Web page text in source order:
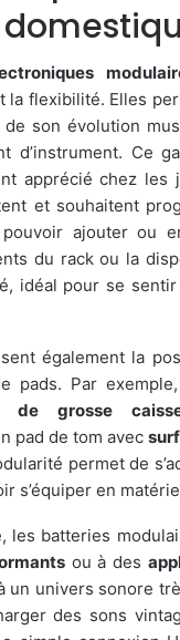
la flexibilité. Elles
son évolution
d’instrument. Ce
apprécié chez les
et souhaitent
ajouter ou
du rack ou la
idéal pour se sentir
également la
pads. Par
de grosse
pad de tom avec
permet de
s’équiper en
les batteries
ou à des
un univers sonore
des sons